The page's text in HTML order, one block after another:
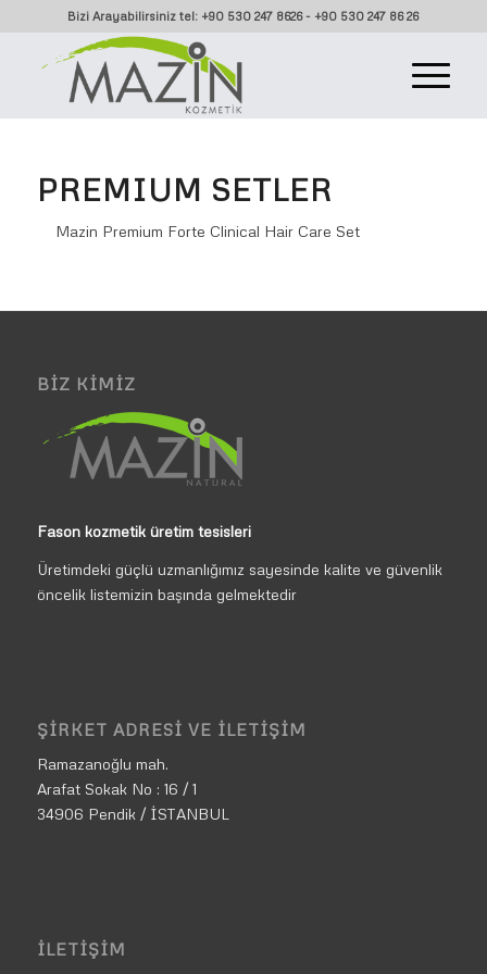
Bizi Arayabilirsiniz tel: +90 530 247 8626 - +90 530 247 86 26
PREMIUM SETLER
Mazin Premium Forte Clinical Hair Care Set
BIZ KIMIZ
Fason kozmetik üretim tesisleri
Üretimdeki güçlü uzmanlığımız sayesinde kalite ve güvenlik
öncelik listemizin başında gelmektedir
ŞIRKET ADRESI VE İLETIŞIM
Ramazanoğlu mah.
Arafat Sokak No : 16 / 1
34906 Pendik / İSTANBUL
İLETIŞIM